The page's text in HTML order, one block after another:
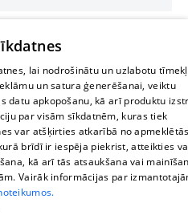
lai nodrošinātu un uzlabotu
un satura ģenerēšanai, veiktu
datu apkopošanu, kā arī produktu
par visām sīkdatnēm, kuras tiek
var atšķirties atkarībā no
brīdī ir iespēja piekrist, atteikties
kā arī tās atsaukšana vai
Vairāk informācijas par